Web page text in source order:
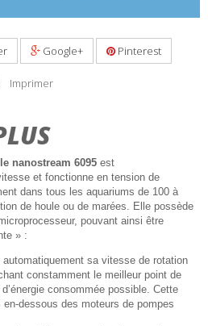
Google+ Pinterest
Imprimer
nanostream 6095 est
et fonctionne en tension de
dans tous les aquariums de 100 à
de houle ou de marées. Elle possède
pouvant ainsi être
» :
automatiquement sa vitesse de rotation
constamment le meilleur point de
consommée possible. Cette
dessous des moteurs de pompes